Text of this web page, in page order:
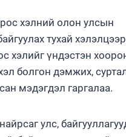
хэлний олон улсын
тухай
хэлийг үндэстэн
болгон дэмжих,
мэдэгдэл гаргалаа.
улс,